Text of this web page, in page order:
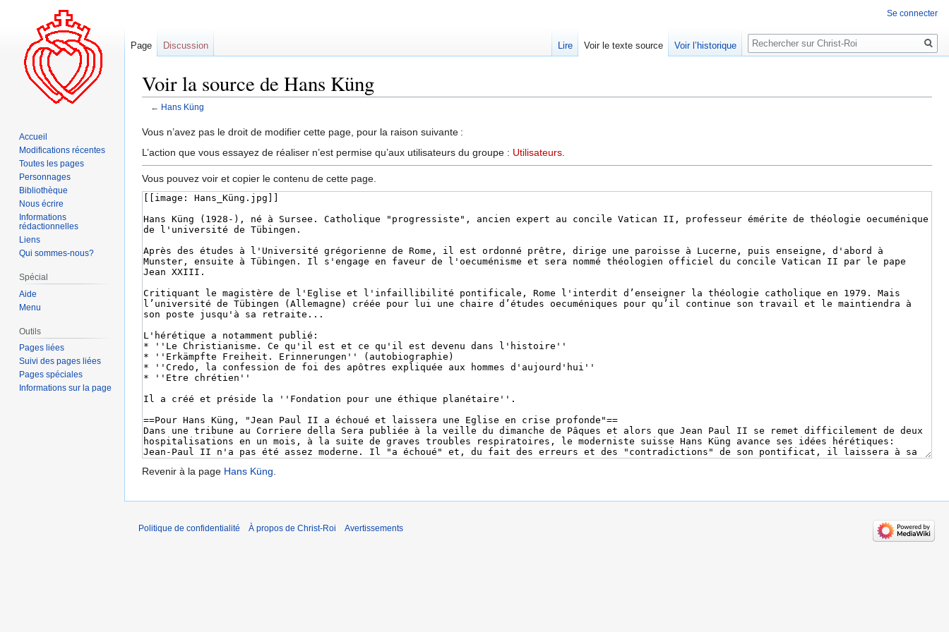
Voir la source de Hans Küng
← Hans Küng
Aller
à
navigation
Aller
à
recherche
Vous n’avez pas le droit de modifier cette page, pour la raison suivante :
L’action que vous essayez de réaliser n’est permise qu’aux utilisateurs du groupe : Utilisateurs
Vous pouvez voir et copier le contenu de cette page.
Revenir à la page Hans Küng.
Se connecter
Page Discussion Lire Voir le texte source Voir l’historique
Rechercher
Accueil
Modifications récentes
Toutes les pages
Personnages
Bibliothèque
Nous écrire
Informations
rédactionnelles
Liens
Qui sommes-nous?
Spécial
Aide
Menu
Outils
Pages liées
Suivi des pages liées
Pages spéciales
Informations sur la page
Politique de confidentialité À propos de Christ-Roi Avertissements